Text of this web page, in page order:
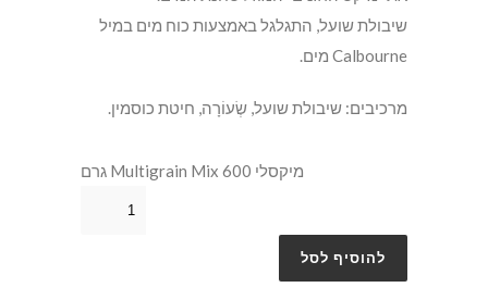
שיבולת שועל, התגלגל באמצעות כוח מים במיל
Calbourne מים.
מרכיבים: שיבולת שועל, שְׂעוֹרָה, חיטת כוסמין.
מיקסלי Multigrain Mix 600 גרם
להוסיף לסל